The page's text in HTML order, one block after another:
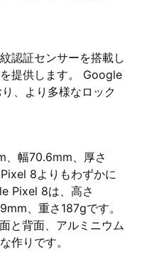
認証センサーを搭載し
提供します。 Google
、より多様なロック
、幅70.6mm、厚さ
8よりもわずかに
Pixel 8は、高さ
、重さ187gです。
と背面、アルミニウム
作りです。